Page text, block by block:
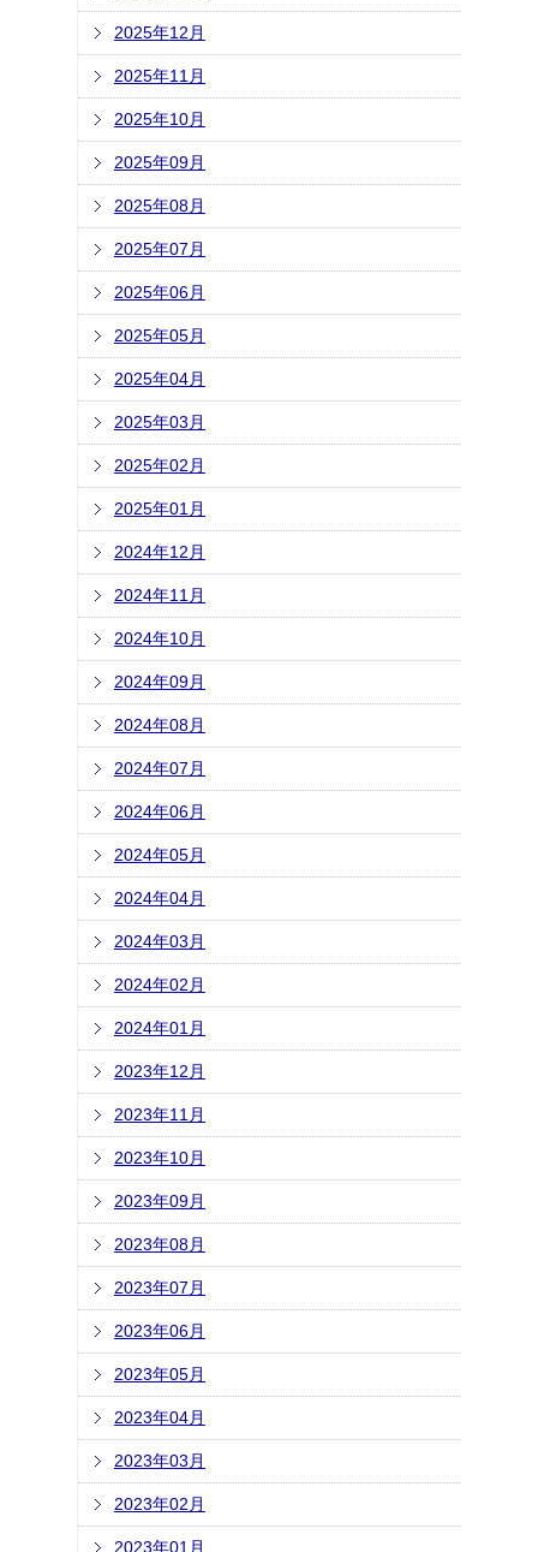
2025年12月
2025年11月
2025年10月
2025年09月
2025年08月
2025年07月
2025年06月
2025年05月
2025年04月
2025年03月
2025年02月
2025年01月
2024年12月
2024年11月
2024年10月
2024年09月
2024年08月
2024年07月
2024年06月
2024年05月
2024年04月
2024年03月
2024年02月
2024年01月
2023年12月
2023年11月
2023年10月
2023年09月
2023年08月
2023年07月
2023年06月
2023年05月
2023年04月
2023年03月
2023年02月
2023年01月